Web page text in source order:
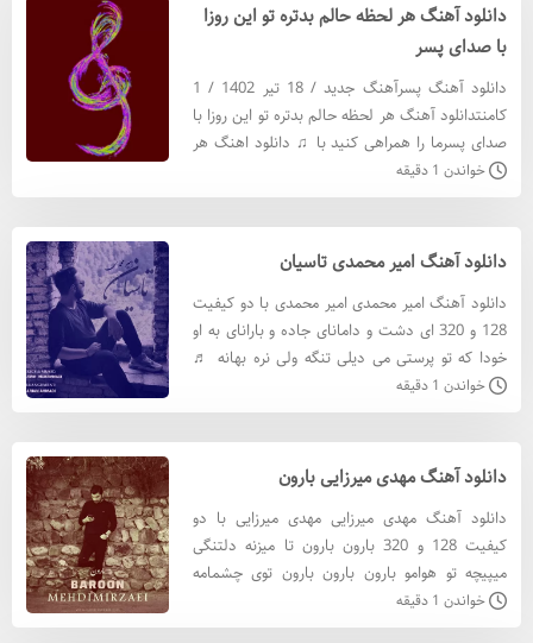
دانلود آهنگ هر لحظه حالم بدتره تو این روزا
با صدای پسر
دانلود آهنگ پسرآهنگ جدید / 18 تیر 1402 / 1
کامنتدانلود آهنگ هر لحظه حالم بدتره تو این روزا با
صدای پسرما را همراهی کنید با ♫ دانلود اهنگ هر
لحظه حالم بدتره تو این روزا امروز اگه اینه ای وای از
خواندن 1 دقیقه
دانلود آهنگ امیر محمدی تاسیان
دانلود آهنگ امیر محمدی امیر محمدی با دو کیفیت
128 و 320 ای دشت و دامانای جاده و بارانای به او
خودا که تو پرستی می دیلی تنگه ولی نره بهانه ♬
پخش آنلاین و دانلود ♬ دانلود آهنگ امیر محمدی با
کيفيت 3
خواندن 1 دقیقه
دانلود آهنگ مهدی میرزایی بارون
دانلود آهنگ مهدی میرزایی مهدی میرزایی با دو
کیفیت 128 و 320 بارون بارون تا میزنه دلتنگی
میپیچه تو هوامو بارون بارون بارون توی چشمامه
کجایی تو دیوونه ♬ پخش آنلاین و دانلود ♬ دانلود
آهنگ مهدی میرزا
خواندن 1 دقیقه